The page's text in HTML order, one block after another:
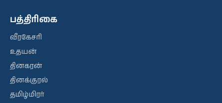
பத்திரிகை
வீரகேசரி
உதயன்
தினகரன்
தினக்குரல்
தமிழ்மிரர்